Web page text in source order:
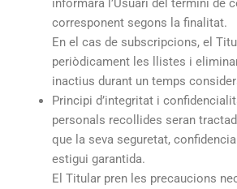
informarà l’Usuari del termini de
corresponent segons la finalitat.
En el cas de subscripcions, el
periòdicament les llistes i
inactius durant un temps
Principi d’integritat i
personals recollides seran
que la seva seguretat,
estigui garantida.
El Titular pren les precaucions